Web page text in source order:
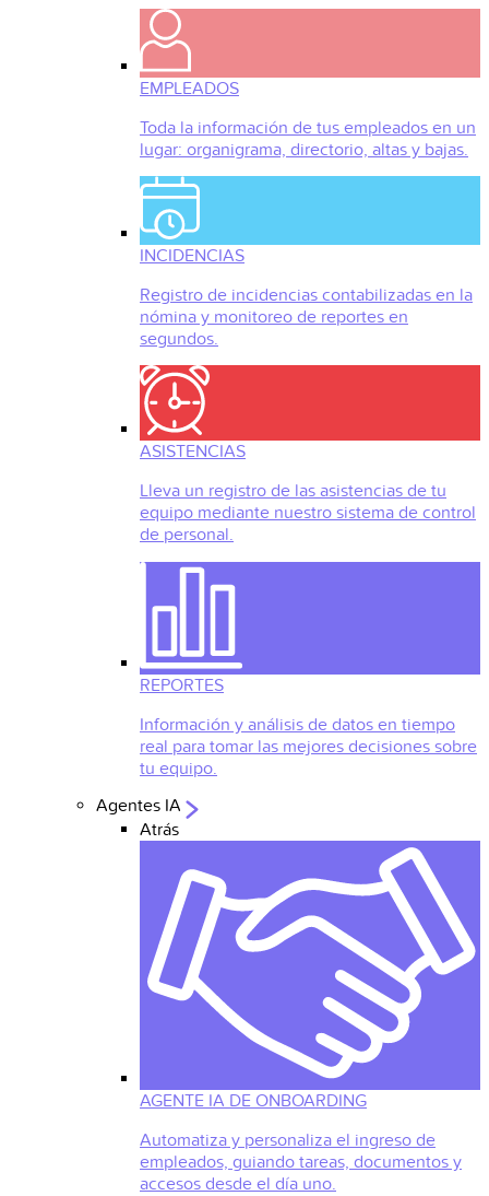
EMPLEADOS
Toda la información de tus empleados en un
lugar: organigrama, directorio, altas y bajas.
INCIDENCIAS
Registro de incidencias contabilizadas en la
nómina y monitoreo de reportes en
segundos.
ASISTENCIAS
Lleva un registro de las asistencias de tu
equipo mediante nuestro sistema de control
de personal.
REPORTES
Información y análisis de datos en tiempo
real para tomar las mejores decisiones sobre
tu equipo.
Agentes IA
Atrás
AGENTE IA DE ONBOARDING
Automatiza y personaliza el ingreso de
empleados, guiando tareas, documentos y
accesos desde el día uno.